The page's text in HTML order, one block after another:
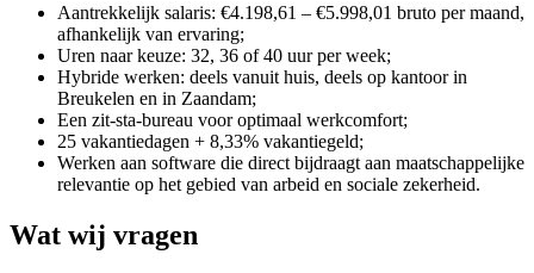
Aantrekkelijk salaris: €4.198,61 – €5.998,01 bruto per maand,
afhankelijk van ervaring;
Uren naar keuze: 32, 36 of 40 uur per week;
Hybride werken: deels vanuit huis, deels op kantoor in
Breukelen en in Zaandam;
Een zit-sta-bureau voor optimaal werkcomfort;
25 vakantiedagen + 8,33% vakantiegeld;
Werken aan software die direct bijdraagt aan maatschappelijke
relevantie op het gebied van arbeid en sociale zekerheid.
Wat wij vragen